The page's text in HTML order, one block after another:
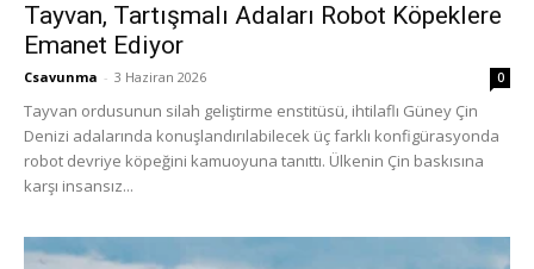
Tayvan, Tartışmalı Adaları Robot Köpeklere
Emanet Ediyor
Csavunma - 3 Haziran 2026 0
Tayvan ordusunun silah geliştirme enstitüsü, ihtilaflı Güney Çin
Denizi adalarında konuşlandırılabilecek üç farklı konfigürasyonda
robot devriye köpeğini kamuoyuna tanıttı. Ülkenin Çin baskısına
karşı insansız...